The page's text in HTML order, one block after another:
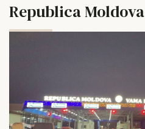
Republica Moldova